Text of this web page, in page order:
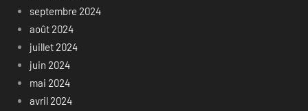
septembre 2024
août 2024
juillet 2024
juin 2024
mai 2024
avril 2024